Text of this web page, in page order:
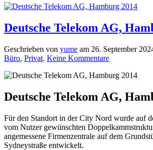
Deutsche Telekom AG,
Geschrieben von yume am 26. September
Büro, Privat. Keine Kommentarezu
Telekom
Hamburg
2014
Deutsche Telekom AG,
Für den Standort in der City Nord wurde auf
vom Nutzer gewünschten
angemessene Firmenzentrale auf dem
Sydneystraße entwickelt.